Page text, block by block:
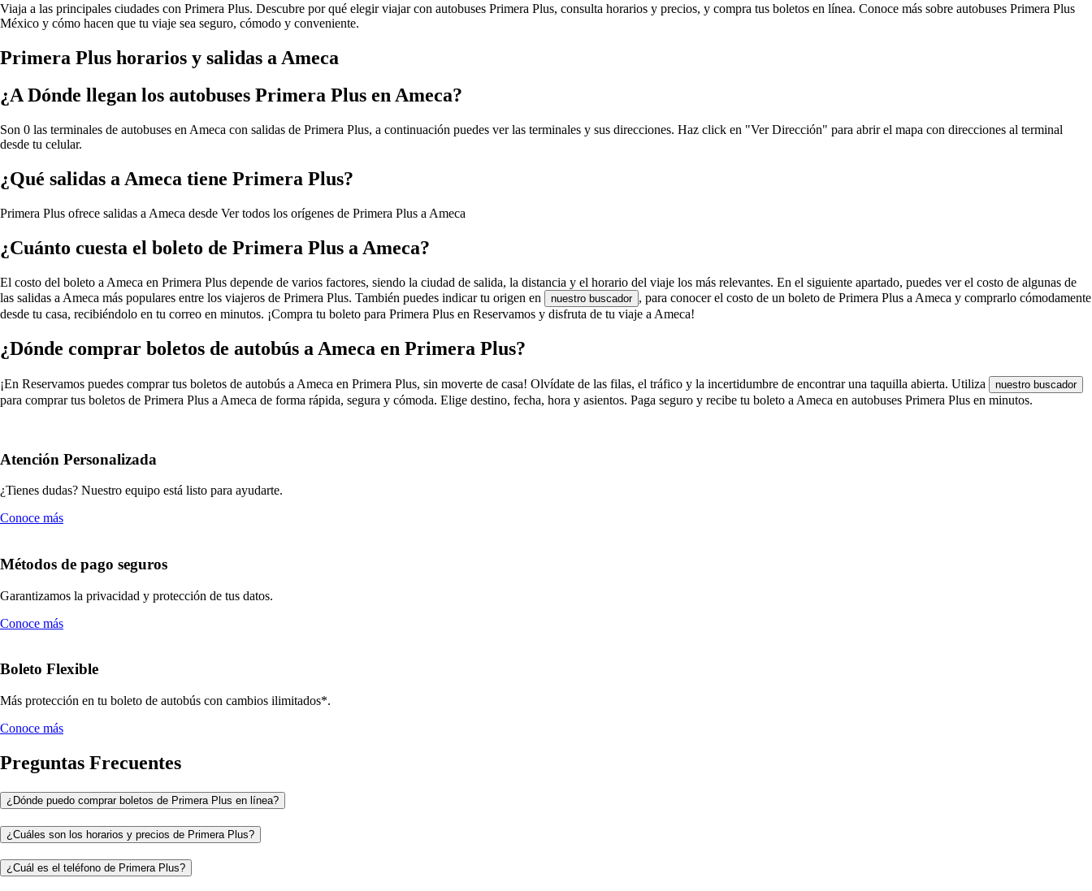
Viaja a las principales ciudades con Primera Plus. Descubre por qué elegir viajar con autobuses Primera Plus, consulta horarios y precios, y compra tus boletos en línea. Conoce más sobre autobuses Primera Plus
México y cómo hacen que tu viaje sea seguro, cómodo y conveniente.
Primera Plus horarios y salidas a Ameca
¿A Dónde llegan los autobuses Primera Plus en Ameca?
Son 0 las terminales de autobuses en Ameca con salidas de Primera Plus, a continuación puedes ver las terminales y sus direcciones. Haz click en "Ver Dirección" para abrir el mapa con direcciones al terminal
desde tu celular.
¿Qué salidas a Ameca tiene Primera Plus?
Primera Plus ofrece salidas a Ameca desde Ver todos los orígenes de Primera Plus a Ameca
¿Cuánto cuesta el boleto de Primera Plus a Ameca?
El costo del boleto a Ameca en Primera Plus depende de varios factores, siendo la ciudad de salida, la distancia y el horario del viaje los más relevantes. En el siguiente apartado, puedes ver el costo de algunas de
las salidas a Ameca más populares entre los viajeros de Primera Plus. También puedes indicar tu origen en
nuestro buscador , para conocer el costo de un boleto de Primera Plus a Ameca y comprarlo cómodamente
desde tu casa, recibiéndolo en tu correo en minutos. ¡Compra tu boleto para Primera Plus en Reservamos y disfruta de tu viaje a Ameca!
¿Dónde comprar boletos de autobús a Ameca en Primera Plus?
¡En Reservamos puedes comprar tus boletos de autobús a Ameca en Primera Plus, sin moverte de casa! Olvídate de las filas, el tráfico y la incertidumbre de encontrar una taquilla abierta. Utiliza nuestro buscador
para comprar tus boletos de Primera Plus a Ameca de forma rápida, segura y cómoda. Elige destino, fecha, hora y asientos. Paga seguro y recibe tu boleto a Ameca en autobuses Primera Plus en minutos.
Atención Personalizada
¿Tienes dudas? Nuestro equipo está listo para ayudarte.
Conoce más
Métodos de pago seguros
Garantizamos la privacidad y protección de tus datos.
Conoce más
Boleto Flexible
Más protección en tu boleto de autobús con cambios ilimitados*.
Conoce más
Preguntas Frecuentes
¿Dónde puedo comprar boletos de Primera Plus en línea?
¿Cuáles son los horarios y precios de Primera Plus?
¿Cuál es el teléfono de Primera Plus?